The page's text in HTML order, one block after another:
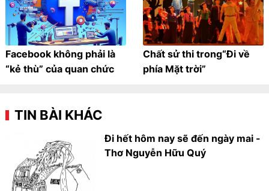
Facebook không phải là
“kẻ thù” của quan chức
Chất sử thi trong“Đi về
phía Mặt trời”
TIN BÀI KHÁC
Đi hết hôm nay sẽ đến ngày mai -
Thơ Nguyễn Hữu Quý